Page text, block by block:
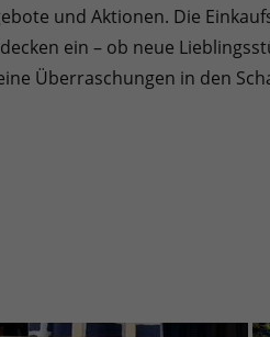
und Aktionen. Die
ein – ob neue
Überraschungen in den